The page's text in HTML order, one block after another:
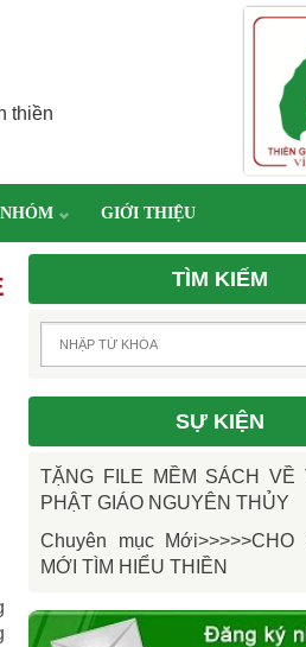
thiền
GIỚI THIỆU
TÌM KIẾM
SỰ KIỆN
TẶNG FILE MỀM SÁCH VỀ
PHẬT GIÁO NGUYÊN THỦY
Chuyên mục Mới>>>>>CHO
MỚI TÌM HIỂU THIỀN